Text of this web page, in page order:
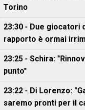
Torino
23:30 - Due giocatori
rapporto è ormai
23:25 - Schira:
punto"
23:22 - Di Lorenzo:
saremo pronti per il